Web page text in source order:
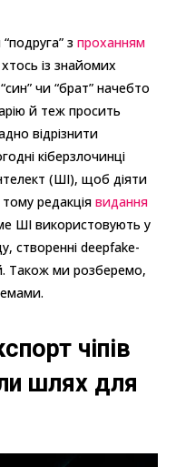
з проханням
із знайомих
чи “брат” начебто
й теж просить
відрізнити
кіберзлочинці
(ШІ), щоб діяти
редакція видання
ШІ використовують у
створенні deepfake-
Також ми розберемо,
чіпів
шлях для